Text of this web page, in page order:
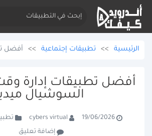
الرئيسية >> تطبيقات إجتماعية >> أفضل تطبيقات
أفضل تطبيقات إدارة
السوشيال
19/06/2026
cybers virtual
إضافة تعليق